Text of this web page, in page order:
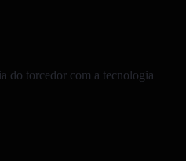
do torcedor com a tecnologia